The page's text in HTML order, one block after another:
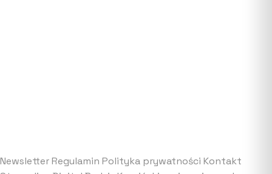
NewsletterRegulamin Polityka prywatności Kontakt